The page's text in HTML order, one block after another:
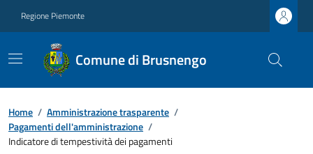
Regione Piemonte
Comune di Brusnengo
Home / Amministrazione trasparente /
Pagamenti dell'amministrazione /
Indicatore di tempestività dei pagamenti